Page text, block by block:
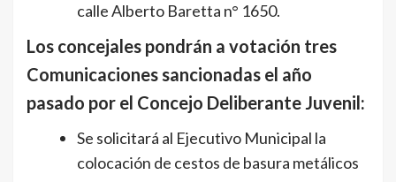
calle Alberto Baretta n° 1650.
Los concejales pondrán a votación tres
Comunicaciones sancionadas el año
pasado por el Concejo Deliberante Juvenil:
Se solicitará al Ejecutivo Municipal la
colocación de cestos de basura metálicos